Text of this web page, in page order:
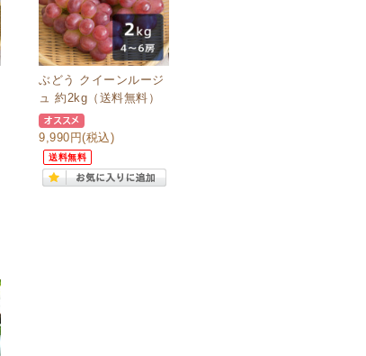
ぶどう クイーンルージ
ュ 約2kg（送料無料）
9,990円(税込)
送料無料